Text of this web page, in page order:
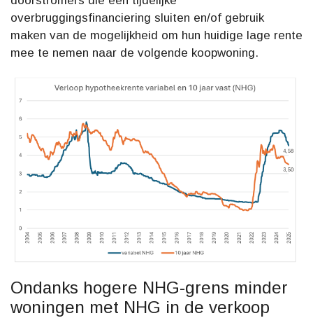
overbruggingsfinanciering sluiten en/of gebruik
maken van de mogelijkheid om hun huidige lage rente
mee te nemen naar de volgende koopwoning.
Ondanks hogere NHG-grens minder
woningen met NHG in de verkoop